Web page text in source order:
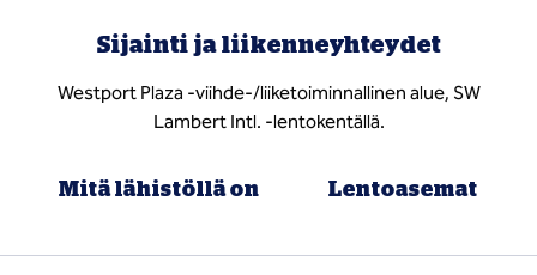
Sijainti ja liikenneyhteydet
Westport Plaza -viihde-/liiketoiminnallinen alue, SW
Lambert Intl. -lentokentällä.
Mitä lähistöllä on Lentoasemat